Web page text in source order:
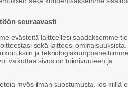
seuraavasti
evästeitä laitteellesi saadaksemme
sekä laitteesi
ja teknologiakumppaneihimme
vaikuttaa sivuston toimivuuteen ja
myös ilman suostumusta, jos niillä